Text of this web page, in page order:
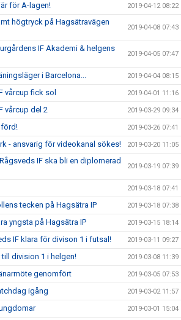
för A-lagen! 2019-04-12 08:22
högtryck på Hagsätravägen
2019-04-08 07:43
IF Akademi & helgens
2019-04-05 07:47
i Barcelona... 2019-04-04 08:15
vårcup fick sol 2019-04-01 11:16
vårcup del 2 2019-03-29 09:34
2019-03-26 07:41
- ansvarig för videokanal sökes! 2019-03-20 11:05
IF ska bli en diplomerad
2019-03-19 07:39
2019-03-18 07:41
tecken på Hagsätra IP 2019-03-18 07:38
yngsta på Hagsätra IP 2019-03-15 18:14
IF klara för divison 1 i futsal! 2019-03-11 09:27
division 1 i helgen! 2019-03-08 11:39
genomfört 2019-03-05 07:53
igång 2019-03-02 11:57
2019-03-01 15:04